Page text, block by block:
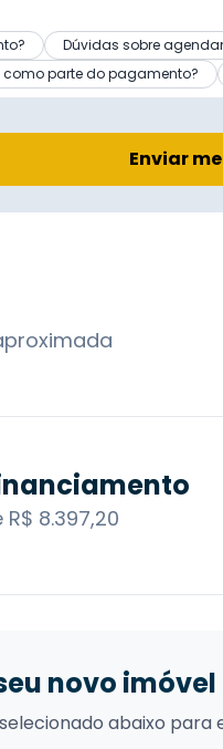
Dúvidas sobre
como parte do pagamento?
Enviar
8.397,20
novo imóvel
abaixo